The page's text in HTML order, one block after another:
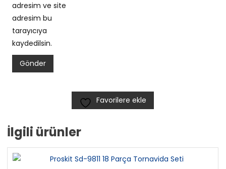
adresim ve site
adresim bu
tarayıcıya
kaydedilsin.
Favorilere ekle
İlgili ürünler